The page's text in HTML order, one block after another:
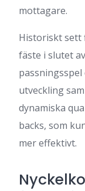
mottagare.
Historiskt sett
fäste i slutet
passningsspel
utveckling
dynamiska
backs, som
mer effektivt.